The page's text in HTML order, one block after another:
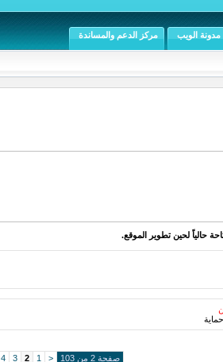
مدونة الويب مركز الدعم والمساندة
حالياً لحين تطوير الموقع.
صفحة 2 من 103 <
1
2
3
4